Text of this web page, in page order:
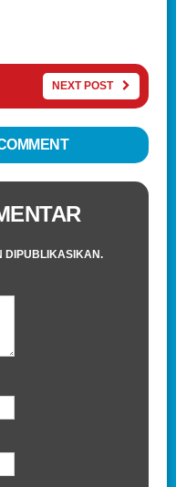
NEXT POST
DIPUBLIKASIKAN.